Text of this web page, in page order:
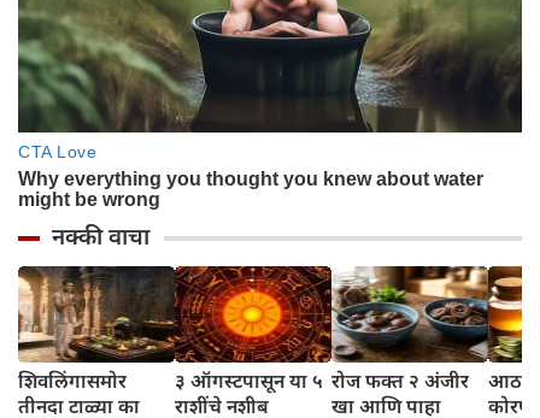
नक्की वाचा
शिवलिंगासमोर
तीनदा टाळ्या का
३ ऑगस्टपासून या ५
राशींचे नशीब
रोज फक्त २ अंजीर
खा आणि पाहा